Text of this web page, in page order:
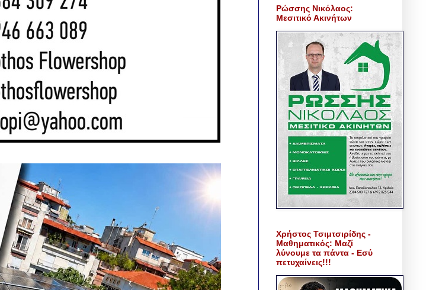
Ρώσσης Νικόλαος:
Μεσιτικό Ακινήτων
Χρήστος Τσιμτσιρίδης -
Μαθηματικός: Μαζί
λύνουμε τα πάντα - Εσύ
πετυχαίνεις!!!